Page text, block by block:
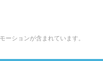
ションが含まれています。